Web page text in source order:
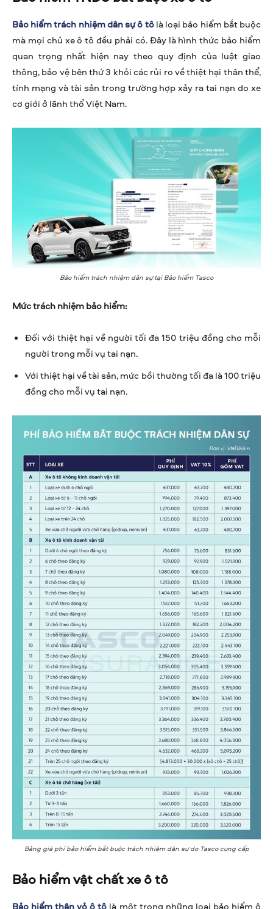
Bảo hiểm trách nhiệm dân sự ô tôlà loại bảo hiểm bắt buộc
mà mọi chủ xe ô tô đều phải có. Đây là hình thức bảo hiểm
quan trọng nhất hiện nay theo quy định của luật giao
thông, bảo vệ bên thứ 3 khỏi các rủi ro về thiệt hại thân thể,
tính mạng và tài sản trong trường hợp xảy ra tai nạn do xe
cơ giới ở lãnh thổ Việt Nam.
Bảo hiểm trách nhiệm dân sự tại Bảo hiểm Tasco
Mức trách nhiệm bảo hiểm:
Đối với thiệt hại về người tối đa 150 triệu đồng cho mỗi
người trong mỗi vụ tai nạn.
Với thiệt hại về tài sản, mức bồi thường tối đa là 100 triệu
đồng cho mỗi vụ tai nạn.
Bảng giá phí bảo hiểm bắt buộc trách nhiệm dân sự do Tasco cung cấp
Bảo hiểm vật chất xe ô tô
Bảo hiểm thân vỏ ô tô là một trong những loại bảo hiểm ô